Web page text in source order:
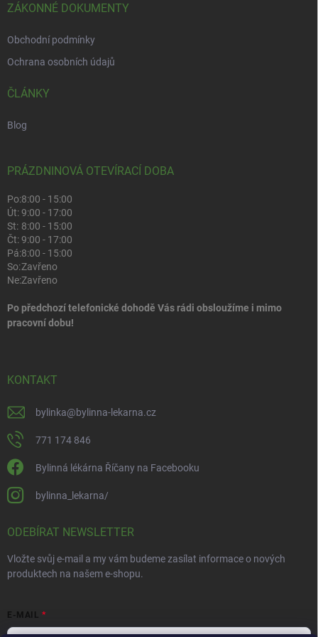
ZÁKONNÉ DOKUMENTY
Obchodní podmínky
Ochrana osobních údajů
ČLÁNKY
Blog
PRÁZDNINOVÁ OTEVÍRACÍ DOBA
Po:8:00 - 15:00
Út:9:00 - 17:00
St: 8:00 - 15:00
Čt:9:00 - 17:00
Pá:8:00 - 15:00
So:Zavřeno
Ne:Zavřeno
Po předchozí telefonické dohodě Vás rádi obsloužíme i mimo
pracovní dobu!
KONTAKT
bylinka@bylinna-lekarna.cz
771 174 846
Bylinná lékárna Říčany na Facebooku
bylinna_lekarna/
ODEBÍRAT NEWSLETTER
Vložte svůj e-mail a my vám budeme zasílat informace o nových
produktech na našem e-shopu.
E-MAIL